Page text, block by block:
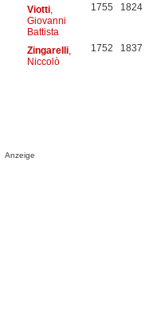
Viotti,
Giovanni
Battista
1755 1824
Zingarelli,
Niccolò
1752 1837
Anzeige